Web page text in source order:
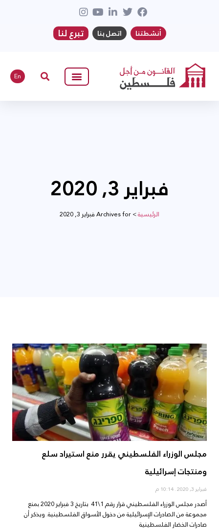
أنشطتنا اتصل بنا تبرع لنا
En
فبراير 3, 2020
الرئيسية>Archives for فبراير 3, 2020
مجلس الوزراء الفلسطيني يقرر منع استيراد سلع
ومنتجات إسرائيلية
فبراير 3, 2020
أصدر مجلس الوزراء الفلسطيني قرار رقم 1\41 بتاريخ 3 فبراير 2020 بمنع
مجموعة من الصادرات الإسرائيلية من دخول الأسواق الفلسطينية. ويذكر أن
صادرات الخضار الفلسطينية